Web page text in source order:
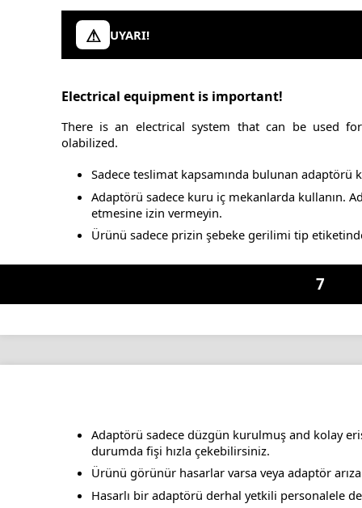
UYARI!
Electrical equipment is important!
There is an electrical system that can be used
olabilized.
Sadece teslimat kapsamında bulunan adaptörü
Adaptörü sadece kuru iç mekanlarda kullanın.
etmesine izin vermeyin.
Ürünü sadece prizin şebeke gerilimi tip
7
Adaptörü sadece düzgün kurulmuş and kolay
durumda fişi hızla çekebilirsiniz.
Ürünü görünür hasarlar varsa veya adaptör
Hasarlı bir adaptörü derhal yetkili personalele